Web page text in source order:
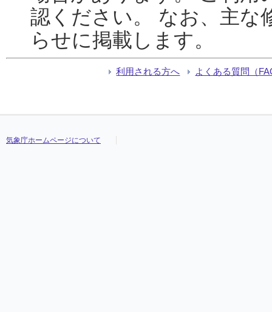
認ください。 なお、主な
らせに掲載します。
利用される方へ よくある質問（
気象庁ホームページについて